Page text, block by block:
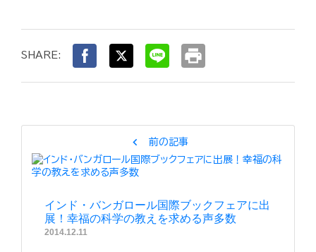
SHARE: print
chevron_left 前の記事
インド・バンガロール国際ブックフェアに出
展！幸福の科学の教えを求める声多数
2014.12.11